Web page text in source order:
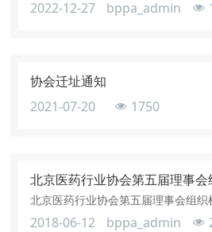
2022-12-27
bppa_admin
协会迁址通知
2021-07-20
1750
北京医药行业协会第五届理事
北京医药行业协会第五届理事会组织
2018-06-12 bppa_admin